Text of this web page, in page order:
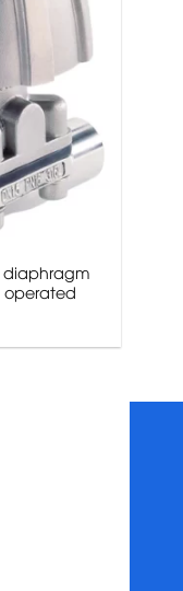
diaphragm
operated